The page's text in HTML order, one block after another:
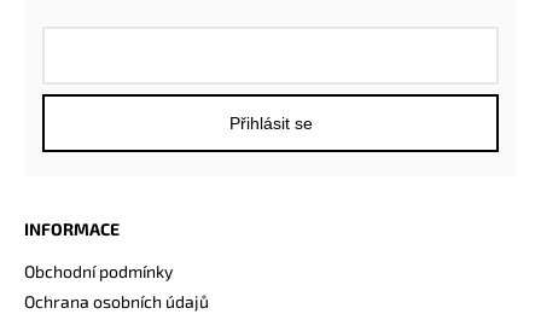
INFORMACE
Obchodní podmínky
Ochrana osobních údajů
Přihlásit se